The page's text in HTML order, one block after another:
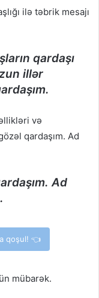
ilə təbrik mesajı
qardaşı
illər
və
qardaşım. Ad
Ad
qoşul! 👈
mübarək.